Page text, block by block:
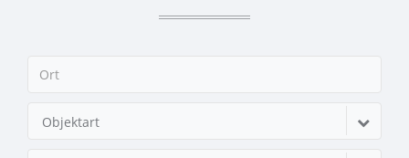
Objektart